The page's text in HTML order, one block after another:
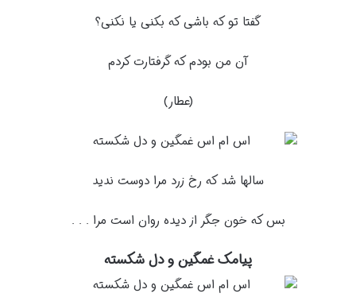
گفتا تو که باشی که بکنی یا نکنی؟
آن من بودم که گرفتارت کردم
(عطار)
سالها شد که رخ زرد مرا دوست ندید
بس که خون جگر از دیده روان است مرا . . .
پیامک غمگین و دل شکسته